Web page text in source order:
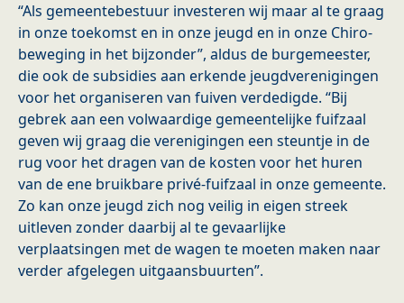
“Als gemeentebestuur investeren wij maar al te graag
in onze toekomst en in onze jeugd en in onze Chiro-
beweging in het bijzonder”, aldus de burgemeester,
die ook de subsidies aan erkende jeugdverenigingen
voor het organiseren van fuiven verdedigde. “Bij
gebrek aan een volwaardige gemeentelijke fuifzaal
geven wij graag die verenigingen een steuntje in de
rug voor het dragen van de kosten voor het huren
van de ene bruikbare privé-fuifzaal in onze gemeente.
Zo kan onze jeugd zich nog veilig in eigen streek
uitleven zonder daarbij al te gevaarlijke
verplaatsingen met de wagen te moeten maken naar
verder afgelegen uitgaansbuurten”.